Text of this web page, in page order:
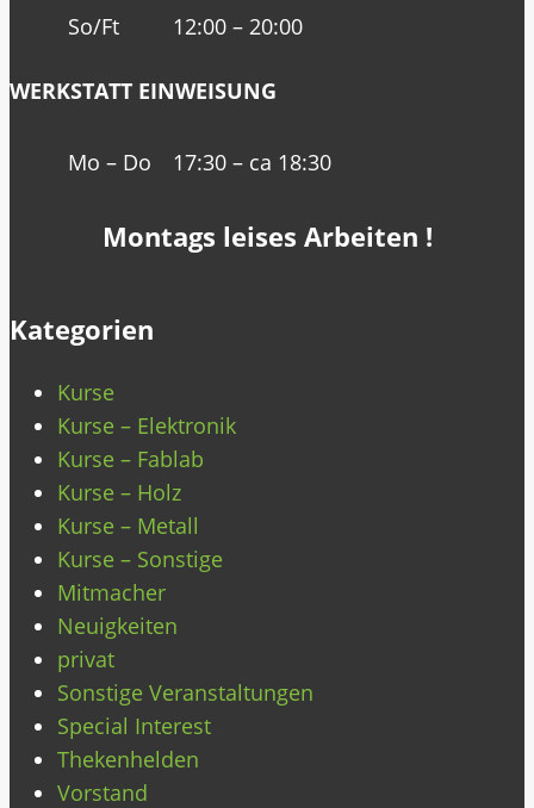
So/Ft 12:00 – 20:00
WERKSTATT EINWEISUNG
Mo – Do 17:30 – ca 18:30
Montags leises Arbeiten !
Kategorien
Kurse
Kurse – Elektronik
Kurse – Fablab
Kurse – Holz
Kurse – Metall
Kurse – Sonstige
Mitmacher
Neuigkeiten
privat
Sonstige Veranstaltungen
Special Interest
Thekenhelden
Vorstand